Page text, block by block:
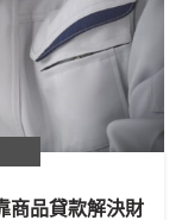
商品貸款解決財